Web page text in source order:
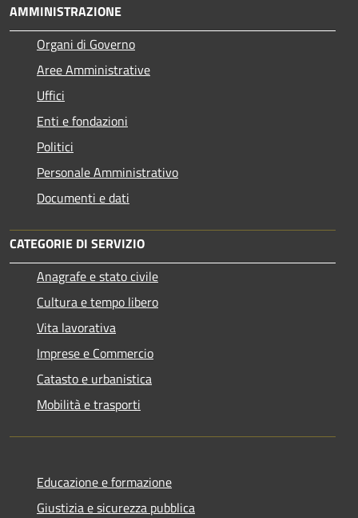
AMMINISTRAZIONE
Organi di Governo
Aree Amministrative
Uffici
Enti e fondazioni
Politici
Personale Amministrativo
Documenti e dati
CATEGORIE DI SERVIZIO
Anagrafe e stato civile
Cultura e tempo libero
Vita lavorativa
Imprese e Commercio
Catasto e urbanistica
Mobilità e trasporti
Educazione e formazione
Giustizia e sicurezza pubblica